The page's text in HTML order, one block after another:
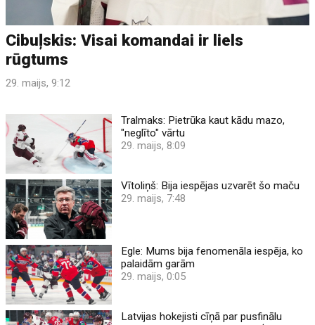
Cibuļskis: Visai komandai ir liels
rūgtums
29. maijs, 9:12
Tralmaks: Pietrūka kaut kādu mazo,
"neglīto" vārtu
29. maijs, 8:09
Vītoliņš: Bija iespējas uzvarēt šo maču
29. maijs, 7:48
Egle: Mums bija fenomenāla iespēja, ko
palaidām garām
29. maijs, 0:05
Latvijas hokejisti cīņā par pusfinālu